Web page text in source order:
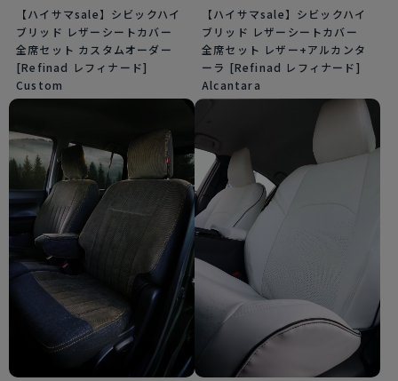
【ハイサマsale】シビックハイ
ブリッド レザーシートカバー
全席セット カスタムオーダー
[Refinad レフィナード]
Custom
【ハイサマsale】シビックハイ
ブリッド レザーシートカバー
全席セット レザー+アルカンタ
ーラ [Refinad レフィナード]
Alcantara